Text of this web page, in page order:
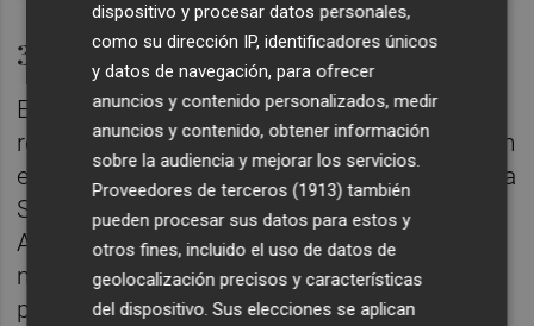
3 – La fortaleza defensiva
España es la única selección que no ha
recibido ningún gol en el Mundial 2026. Ni en
el 0-0 contra Cabo Verde, ni en el 4-0 a Arabia
Saudí, ni en el 0-1 a Uruguay, ni en el 3-0 a
Austria, ni en el 0-1 a Portugal. Son ya 511
minutos imbatido en esta edición del torneo
por Unai Simón, que sólo ha necesitado
dispositivo y procesar datos personales,
como su dirección IP, identificadores únicos
y datos de navegación, para ofrecer
anuncios y contenido personalizados, medir
anuncios y contenido, obtener información
sobre la audiencia y mejorar los servicios.
Proveedores de terceros (1913) también
pueden procesar sus datos para estos y
otros fines, incluido el uso de datos de
geolocalización precisos y características
del dispositivo. Sus elecciones se aplican